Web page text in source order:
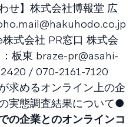
せ】株式会社博報堂 広
式会社 PR窓口 株式会
板東 braze-pr@asahi-
/ 070-2161-7120
求めるオンライン上の企
実態調査結果について●
の企業とのオンラインコ